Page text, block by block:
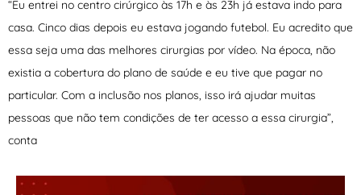
“Eu entrei no centro cirúrgico às 17h e às 23h já estava indo para
casa. Cinco dias depois eu estava jogando futebol. Eu acredito que
essa seja uma das melhores cirurgias por vídeo. Na época, não
existia a cobertura do plano de saúde e eu tive que pagar no
particular. Com a inclusão nos planos, isso irá ajudar muitas
pessoas que não tem condições de ter acesso a essa cirurgia”,
conta